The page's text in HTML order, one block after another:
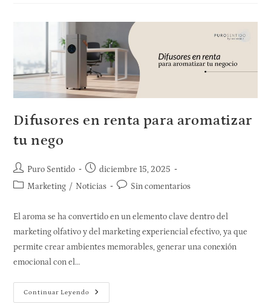
Difusores en renta para aromatizar
tu nego
Puro Sentido
diciembre 15, 2025
Marketing / Noticias Sin comentarios
El aroma se ha convertido en un elemento clave dentro del
marketing olfativo y del marketing experiencial efectivo, ya que
permite crear ambientes memorables, generar una conexión
emocional con el…
Continuar Leyendo